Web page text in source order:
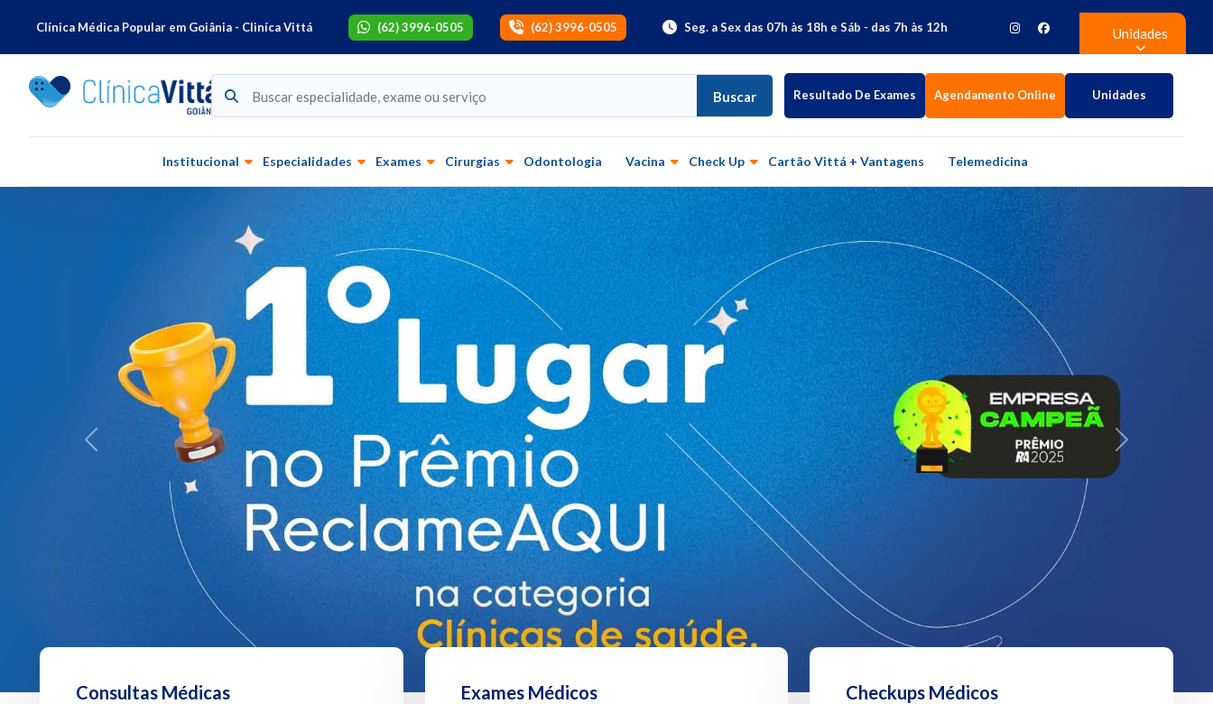
Clínica Médica Popular em Goiânia - Cliníca Vittá (62) 3996-0505 (62) 3996-0505 Seg. a Sex das 07h às 18h e Sáb - das 7h às 12h Unidades
Buscar Resultado De Exames Agendamento Online Unidades
Institucional Especialidades Exames Cirurgias Odontologia Vacina Check Up Cartão Vittá + Vantagens Telemedicina
Previous Next
Consultas Médicas Exames Médicos Checkups Médicos